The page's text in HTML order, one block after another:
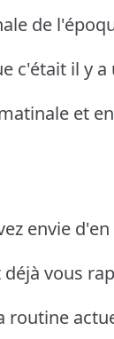
de
c'était il y
et
envie
vous
routine